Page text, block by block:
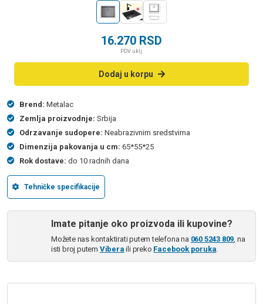
16.270 RSD
PDV uklj.
Dodaj u korpu
Brend: Metalac
Zemlja proizvodnje: Srbija
Odrzavanje sudopere: Neabrazivnim sredstvima
Dimenzija pakovanja u cm: 65*55*25
Rok dostave: do 10 radnih dana
Tehničke specifikacije
Imate pitanje oko proizvoda ili kupovine?
Možete nas kontaktirati putem telefona na 060 5243 809, na
isti broj putem Vibera ili preko Facebook poruka.